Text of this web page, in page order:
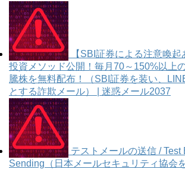
【SBI証券による注意喚
投資メソッド公開！毎月70～150%以上
騰株を無料配布！（SBI証券を装い、
とする詐欺メール） | 迷惑メール2037
テストメールの送信 / Test
Sending（日本メールセキュリティ協会